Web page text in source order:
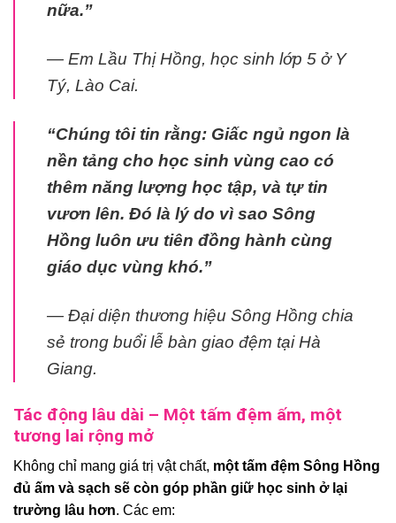
nữa.”
— Em Lầu Thị Hồng, học sinh lớp 5 ở Y
Tý, Lào Cai.
“Chúng tôi tin rằng: Giấc ngủ ngon là
nền tảng cho học sinh vùng cao có
thêm năng lượng học tập, và tự tin
vươn lên. Đó là lý do vì sao Sông
Hồng luôn ưu tiên đồng hành cùng
giáo dục vùng khó.”
— Đại diện thương hiệu Sông Hồng chia
sẻ trong buổi lễ bàn giao đệm tại Hà
Giang.
Tác động lâu dài – Một tấm đệm ấm, một
tương lai rộng mở
Không chỉ mang giá trị vật chất, một tấm đệm Sông Hồng
đủ ấm và sạch sẽ còn góp phần giữ học sinh ở lại
trường lâu hơn. Các em: